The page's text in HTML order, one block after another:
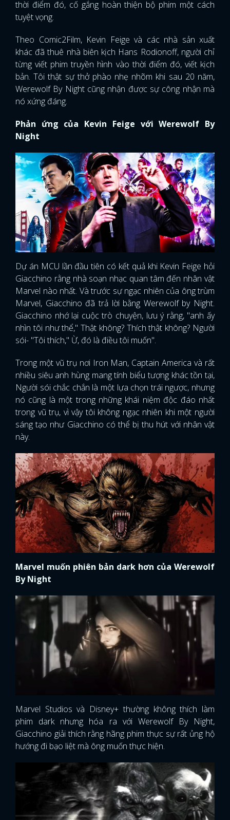
thời điểm đó, cố gắng hoàn thiện bộ phim một cách
tuyệt vọng.
Theo Comic2Film, Kevin Feige và các nhà sản xuất
khác đã thuê nhà biên kịch Hans Rodionoff, người chỉ
từng viết phim truyền hình vào thời điểm đó, viết kịch
bản. Tôi thật sự thở phào nhẹ nhõm khi sau 20 năm,
Werewolf By Night cũng nhận được sự công nhận mà
nó xứng đáng.
Phản ứng của Kevin Feige với Werewolf By
Night
Dự án MCU lần đầu tiên có kết quả khi Kevin Feige hỏi
Giacchino rằng nhà soạn nhạc quan tâm đến nhân vật
Marvel nào nhất. Và trước sự ngạc nhiên của ông trùm
Marvel, Giacchino đã trả lời bằng Werewolf by Night.
Giacchino nhớ lại cuộc trò chuyện, lưu ý rằng, "anh ấy
nhìn tôi như thể," Thật không? Thích thật không? Người
sói- "Tôi thích," Ừ, đó là điều tôi muốn".
Trong một vũ trụ nơi Iron Man, Captain America và rất
nhiều siêu anh hùng mang tính biểu tượng khác tồn tại,
Người sói chắc chắn là một lựa chọn trái ngược, nhưng
nó cũng là một trong những khái niệm độc đáo nhất
trong vũ trụ, vì vậy tôi không ngạc nhiên khi một người
sáng tạo như Giacchino có thể bị thu hút với nhân vật
này.
Marvel muốn phiên bản dark hơn của Werewolf
By Night
Marvel Studios và Disney+ thường không thích làm
phim dark nhưng hóa ra với Werewolf By Night,
Giacchino giải thích rằng hãng phim thực sự rất ủng hộ
hướng đi bạo liệt mà ông muốn thực hiện.